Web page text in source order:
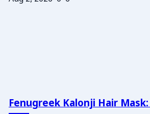
Fenugreek Kalonji Hair